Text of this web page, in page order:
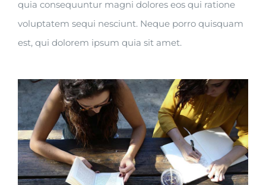
quia consequuntur magni dolores eos qui ratione
voluptatem sequi nesciunt. Neque porro quisquam
est, qui dolorem ipsum quia sit amet.